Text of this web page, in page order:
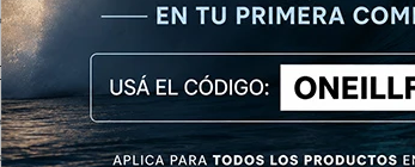
para actividades al aire libre, con múltiples compartimentos
Espacio amplio para llevar todo lo necesario, desde libros
Bolsillos organizadores con cierres resistentes,